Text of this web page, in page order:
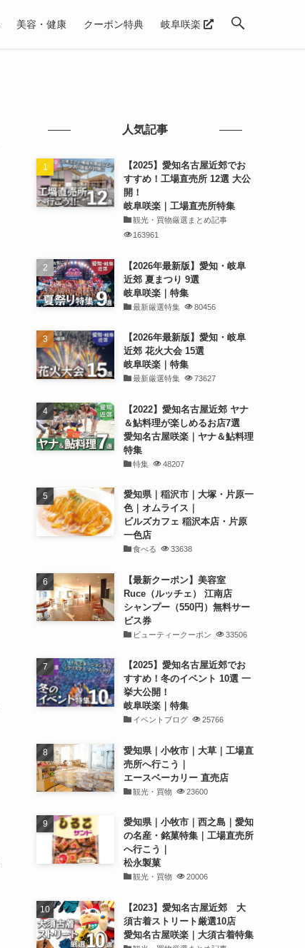
美容・健康 クーポン特典 岐阜咲楽
人気記事
【2025】愛知名古屋近郊でお
すすめ！工場直売所 12選 大公
開！
岐阜咲楽｜工場直売所特集
観光・買物厳選まとめ記事
163961
【2026年最新版】愛知・岐阜
近郊 夏まつり 9選
岐阜咲楽｜特集
最新厳選特集 80456
【2026年最新版】愛知・岐阜
近郊 花火大会 15選
岐阜咲楽｜特集
最新厳選特集 73627
【2022】愛知名古屋近郊 ヤナ
＆鮎料理が楽しめるお店7選
愛知名古屋咲楽｜ヤナ＆鮎料理
特集
特集 48207
愛知県｜稲沢市｜大塚・片原一
色｜オムライス｜
ビルズカフェ 稲沢本店・片原
一色店
食べる 33638
【最新クーポン】美容室
Ruce（ルッチェ） 江南店
シャンプー（550円）無料サー
ビス券
ビューティークーポン 33506
【2025】愛知名古屋近郊でお
すすめ！冬のイベント 10選 一
挙大公開！
岐阜咲楽｜特集
イベントブログ 25766
愛知県｜小牧市｜大草｜工場直
売所へ行こう｜
エースベーカリー 直売店
観光・買物 23600
愛知県｜小牧市｜西之島｜愛知
の名産・銘菓特集｜工場直売所
へ行こう｜
松永製菓
観光・買物 20006
【2023】愛知名古屋近郊 大
須古着ストリート厳選10店
愛知名古屋咲楽｜大須古着特集